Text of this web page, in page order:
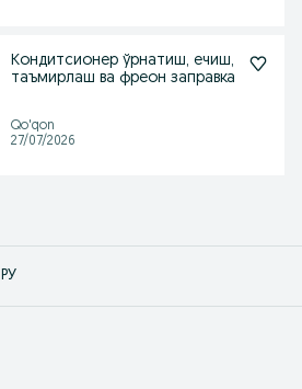
Кондитсионер ўрнатиш, ечиш,
таъмирлаш ва фреон заправка
Qo'qon
27/07/2026
РУ